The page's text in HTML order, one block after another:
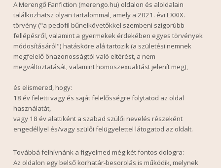
A Merengő Fanfiction (merengo.hu) oldalon és aloldalain
találkozhatsz olyan tartalommal, amely a 2021. évi LXXIX.
törvény ("a pedofil bűnelkövetőkkel szembeni szigorúbb
fellépésről, valamint a gyermekek érdekében egyes törvények
módosításáról") hatásköre alá tartozik (a születési nemnek
megfelelő önazonosságtól való eltérést, a nem
megváltoztatását, valamint homoszexualitást jelenít meg),
és elismered, hogy:
18 év feletti vagy és saját felelősségre folytatod az oldal
használatát,
vagy 18 év alattiként a szabad szülői nevelés részeként
engedéllyel és/vagy szülői felügyelettel látogatod az oldalt.
Továbbá felhívnánk a figyelmed még két fontos dologra:
Az oldalon egy belső korhatár-besorolás is működik, melynek